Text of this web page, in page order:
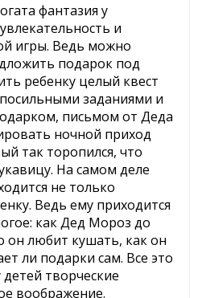
фантазия у
и
игры. Ведь можно
подарок под
ребенку целый квест
заданиями и
письмом от Деда
ночной приход
так торопился, что
На самом деле
не только
Ведь ему приходится
как Дед Мороз до
он любит кушать, как он
ли подарки сам. Все это
творческие
воображение.